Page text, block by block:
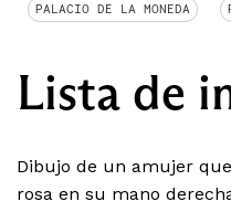
PALACIO DE LA MONEDA
Lista de
Dibujo de un amujer
rosa en su mano